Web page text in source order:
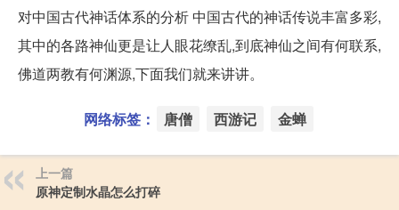
对中国古代神话体系的分析 中国古代的神话传说丰富多彩,
其中的各路神仙更是让人眼花缭乱,到底神仙之间有何联系,
佛道两教有何渊源,下面我们就来讲讲。
网络标签： 唐僧 西游记 金蝉
上一篇
原神定制水晶怎么打碎